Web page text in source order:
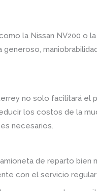
la Nissan NV200 o
no solo facilitará el
los costos de la
necesarios.
de reparto bien
con el servicio